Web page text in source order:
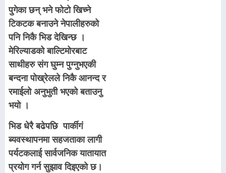
पुगेका छन् भने फोटो खिच्ने
टिकटक बनाउने नेपालीहरुको
पनि निकै भिड देखिन्छ ।
मेरिल्याडको बाल्टिमोरबाट
साथीहरु संग घुम्न पुग्नुभएकी
बन्दना पोख्रेलले निकै आनन्द र
रमाईलो अनुभुती भएको बताउनु
भयो ।
भिड धेरै बढेपछि पार्कीगं
ब्यवस्थापनमा सहजताका लागी
पर्यटकलाई सार्वजनिक यातायात
प्रयोग गर्न सुझाव दिइएको छ।